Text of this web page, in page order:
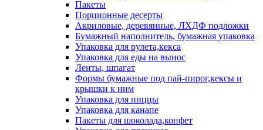
Пакеты
Порционные десерты
Акриловые, деревянные, ЛХДФ подложки
Бумажный наполнитель, бумажная упаковка
Упаковка для рулета,кекса
Упаковка для еды на вынос
Ленты, шпагат
Формы бумажные под пай-пирог,кексы и
крышки к ним
Упаковка для пиццы
Упаковка для канапе
Пакеты для шоколада,конфет